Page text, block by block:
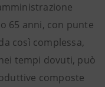
65 anni, con punte
così complessa,
tempi dovuti, può
composte